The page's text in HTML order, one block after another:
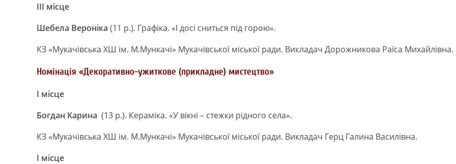
ІІІ місце
Шебела Вероніка (11 р.). Графіка. «І досі сниться під горою».
КЗ «Мукачівська ХШ ім. М.Мункачі» Мукачівської міської ради. Викладач Дорожникова Раїса Михайлівна.
Номінація «Декоративно-ужиткове (прикладне) мистецтво»
І місце
Богдан Карина (13 р.). Кераміка. «У вікні – стежки рідного села».
КЗ «Мукачівська ХШ ім. М.Мункачі» Мукачівської міської ради. Викладач Герц Галина Василівна.
І місце